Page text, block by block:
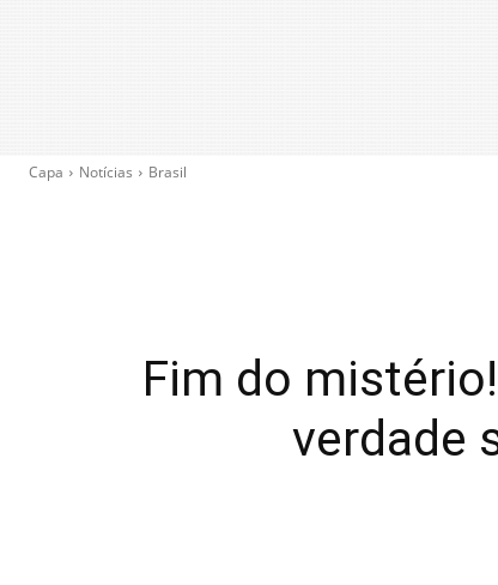
Capa Notícias Brasil
Fim do
verdade